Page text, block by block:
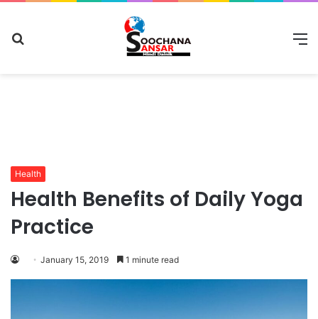
Health
Health Benefits of Daily Yoga
Practice
January 15, 2019 1 minute read